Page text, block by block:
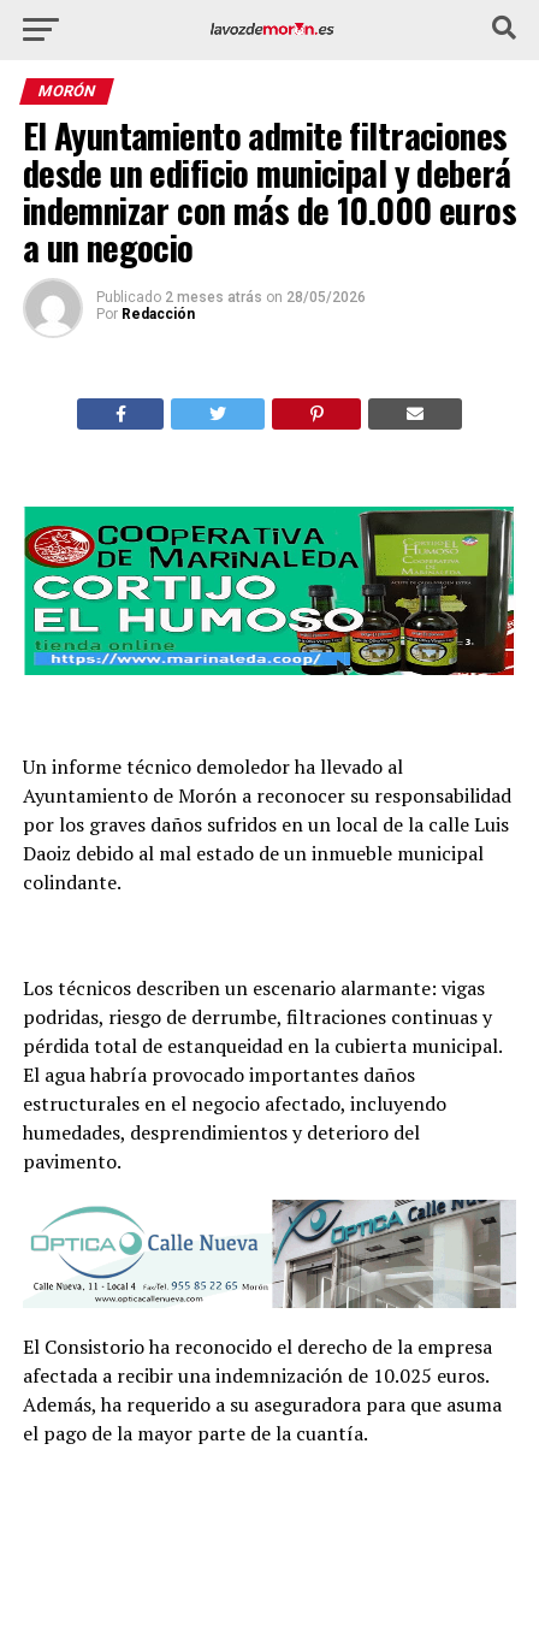
MORÓN
El Ayuntamiento admite filtraciones
desde un edificio municipal y deberá
indemnizar con más de 10.000 euros
a un negocio
Publicado 2 meses atrás on 28/05/2026
Por Redacción
Un informe técnico demoledor ha llevado al
Ayuntamiento de Morón a reconocer su responsabilidad
por los graves daños sufridos en un local de la calle Luis
Daoiz debido al mal estado de un inmueble municipal
colindante.
Los técnicos describen un escenario alarmante: vigas
podridas, riesgo de derrumbe, filtraciones continuas y
pérdida total de estanqueidad en la cubierta municipal.
El agua habría provocado importantes daños
estructurales en el negocio afectado, incluyendo
humedades, desprendimientos y deterioro del
pavimento.
El Consistorio ha reconocido el derecho de la empresa
afectada a recibir una indemnización de 10.025 euros.
Además, ha requerido a su aseguradora para que asuma
el pago de la mayor parte de la cuantía.